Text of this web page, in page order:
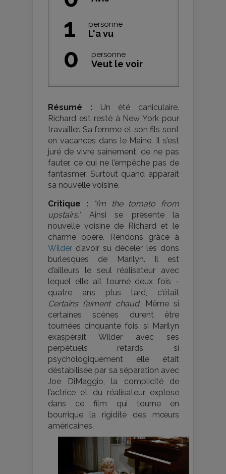
1 personne
L'a vu
0 personne
Veut le voir
Résumé : Un été caniculaire.
Richard est resté à New York pour
travailler. Sa femme et son fils sont
en vacances dans le Maine. Il s’est
juré de vivre sainement, de ne pas
fauter, ce qui ne l’empêche pas de
fantasmer. Surtout quand apparaît
sa nouvelle voisine.
Critique :
"I’m the tomato from
upstairs."Ainsi se présente la
nouvelle voisine de Richard et le
charme opère. Rendons grâce à
Wilder d’avoir su déceler les dons
burlesques de Marilyn. Il est
d’ailleurs le seul réalisateur avec
lequel elle ait tourné deux fois -
quatre ans plus tard, c’était
Certains l’aiment chaud. Même si
certaines scènes durent être
tournées cinquante fois, si Marilyn
exaspérait Wilder avec ses
perpétuels retards, si
psychologiquement elle était
déstabilisée par sa séparation avec
Joe DiMaggio, la complicité de
l’actrice et du réalisateur explose
dans ce film qui tourne en
bourrique la rigidité des mœurs
américaines.